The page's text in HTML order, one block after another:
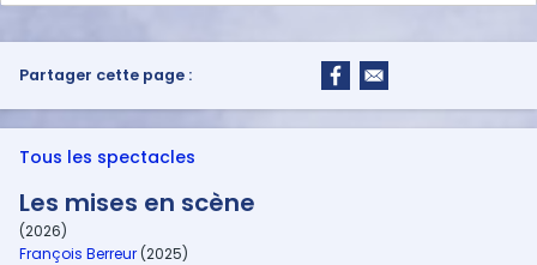
Partager cette page :
Tous les spectacles
Les mises en scène
(2026)
François Berreur (2025)